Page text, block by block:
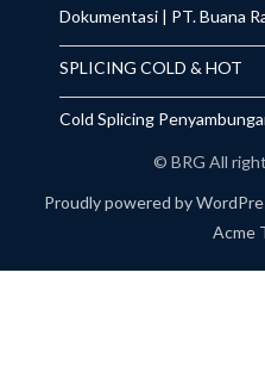
Dokumentasi | PT. Buana
SPLICING COLD & HOT
Cold Splicing
© BRG All
Proudly powered by
Acme